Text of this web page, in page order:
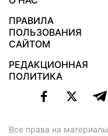
ПРАВИЛА
ПОЛЬЗОВАНИЯ
САЙТОМ
РЕДАКЦИОННАЯ
ПОЛИТИКА
Все права на